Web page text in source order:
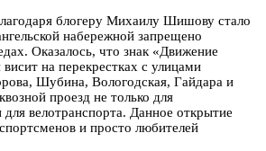
блогеру Михаилу Шишову стало
набережной запрещено
Оказалось, что знак «Движение
на перекрестках с улицами
Шубина, Вологодская, Гайдара и
проезд не только для
велотранспорта. Данное открытие
и просто любителей